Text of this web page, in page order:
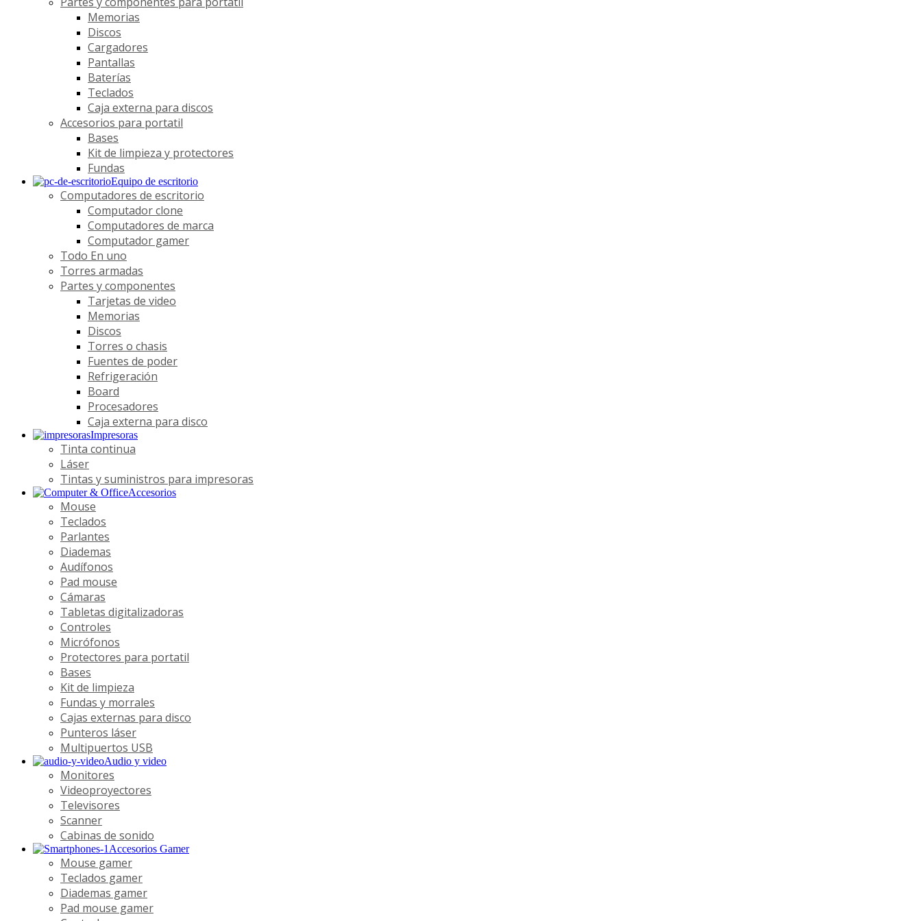
Memorias
Discos
Cargadores
Pantallas
Baterías
Teclados
Caja externa para discos
Accesorios para portatil
Bases
Kit de limpieza y protectores
Fundas
Equipo de escritorio
Computadores de escritorio
Computador clone
Computadores de marca
Computador gamer
Todo En uno
Torres armadas
Partes y componentes
Tarjetas de video
Memorias
Discos
Torres o chasis
Fuentes de poder
Refrigeración
Board
Procesadores
Caja externa para disco
Impresoras
Tinta continua
Láser
Tintas y suministros para impresoras
Accesorios
Mouse
Teclados
Parlantes
Diademas
Audífonos
Pad mouse
Cámaras
Tabletas digitalizadoras
Controles
Micrófonos
Protectores para portatil
Bases
Kit de limpieza
Fundas y morrales
Cajas externas para disco
Punteros láser
Multipuertos USB
Audio y video
Monitores
Videoproyectores
Televisores
Scanner
Cabinas de sonido
Accesorios Gamer
Mouse gamer
Teclados gamer
Diademas gamer
Pad mouse gamer